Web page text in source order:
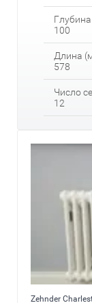
100
Длина
578
Число
12
Zehnder